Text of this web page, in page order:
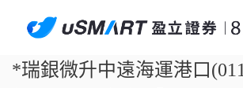
*瑞銀微升中遠海運港口